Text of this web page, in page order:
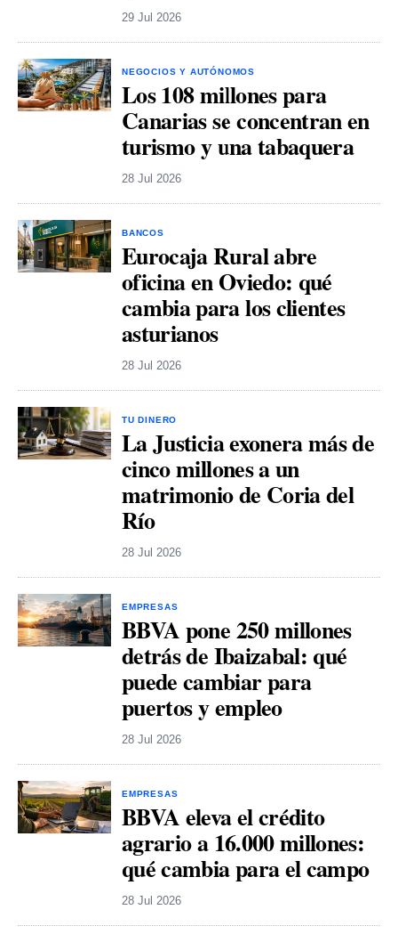
29 Jul 2026
NEGOCIOS Y AUTÓNOMOS
Los 108 millones para
Canarias se concentran en
turismo y una tabaquera
28 Jul 2026
BANCOS
Eurocaja Rural abre
oficina en Oviedo: qué
cambia para los clientes
asturianos
28 Jul 2026
TU DINERO
La Justicia exonera más de
cinco millones a un
matrimonio de Coria del
Río
28 Jul 2026
EMPRESAS
BBVA pone 250 millones
detrás de Ibaizabal: qué
puede cambiar para
puertos y empleo
28 Jul 2026
EMPRESAS
BBVA eleva el crédito
agrario a 16.000 millones:
qué cambia para el campo
28 Jul 2026